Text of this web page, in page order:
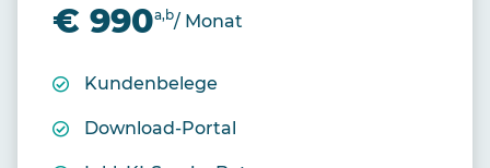
€ 990a,b/ Monat
Kundenbelege
Download-Portal